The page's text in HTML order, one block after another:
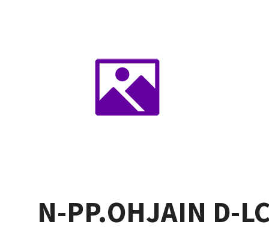
N-PP.OHJAIN D-